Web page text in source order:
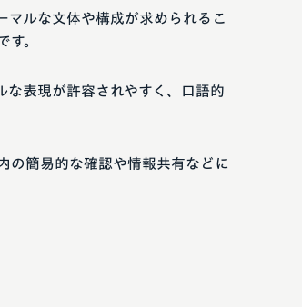
マルな文体や構成が求められるこ
す。
な表現が許容されやすく、口語的
の簡易的な確認や情報共有などに